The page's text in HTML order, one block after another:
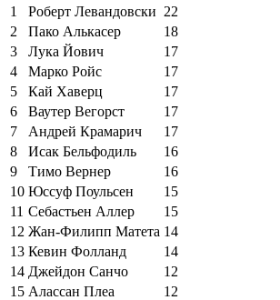
1
Роберт Левандовски 22
2
Пако Алькасер
18
3
Лука Йович
17
4
Марко Ройс
17
5
Кай Хаверц
17
6
Ваутер Вегорст
17
7
Андрей Крамарич
17
8
Исак Бельфодиль
16
9
Тимо Вернер
16
10 Юссуф Поульсен
15
11 Себастьен Аллер
15
12 Жан-Филипп Матета 14
13 Кевин Фолланд
14
14 Джейдон Санчо
12
15 Алассан Плеа 12